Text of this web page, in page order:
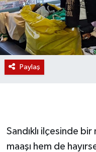
Paylaş
Sandıklı ilçesinde
maaşı hem de